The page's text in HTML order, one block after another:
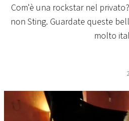
WEB
RADIO
FOTO
Com'è una rockstar nel
non Sting. Guardate queste
molto